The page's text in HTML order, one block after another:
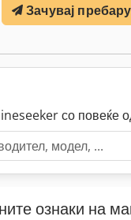
Зачувај
со
ознаки на